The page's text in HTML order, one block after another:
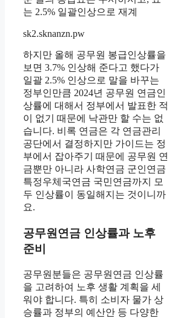
는 2.5% 일괄인상으로 재계
sk2.sknanzn.pw
하지만 올해 공무원 봉급인상률을
보면 3.7% 인상해 준다고 했다가
일괄 2.5% 인상으로 말을 바꾸는
정부인만큼 2024년 공무원 연금인
상률에 대해서 정부에서 발표한 적
이 없기 때문에 낙관만 할 수는 없
습니다. 비록 연금은 각 연금관리
공단에서 결정하지만 가이드는 정
부에서 잡아주기 때문에 공무원 연
금뿐만 아니라 사학연금 군인연금
특정우체국연금 국민연금까지 모
두 인상률이 동일해지는 것이니까
요.
공무원연금 인상률과 노후
준비
공무원분들은 공무원연금 인상률
을 고려하여 노후 생활 계획을 세
워야 합니다. 특히 소비자 물가 상
승률과 정부의 예산안 등 다양한